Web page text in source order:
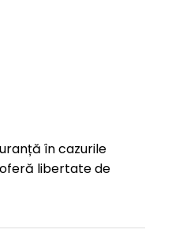
în cazurile
libertate de